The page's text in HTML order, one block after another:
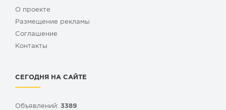
О проекте
Размещение рекламы
Cоглашение
Контакты
СЕГОДНЯ НА САЙТЕ
Объявлений: 3389